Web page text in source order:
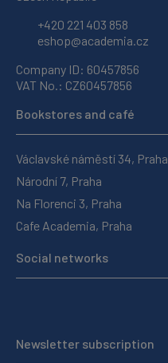
+420 221 403 858
eshop@academia.cz
Company ID: 60457856
VAT No.: CZ60457856
Bookstores and café
Václavské náměstí 34, Praha
Národní 7, Praha
Na Florenci 3, Praha
Cafe Academia, Praha
Social networks
Newsletter subscription